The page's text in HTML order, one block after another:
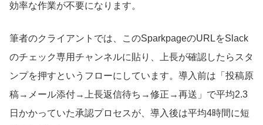
効率な作業が不要になります。
筆者のクライアントでは、このSparkpageのURLをSlack
のチェック専用チャンネルに貼り、上長が確認したらスタ
ンプを押すというフローにしています。導入前は「投稿原
稿→メール添付→上長返信待ち→修正→再送」で平均2.3
日かかっていた承認プロセスが、導入後は平均4時間に短